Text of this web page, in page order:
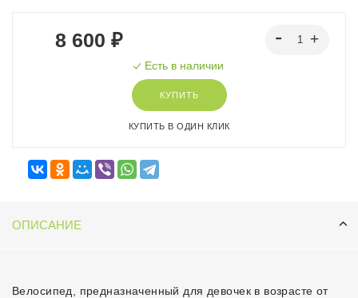
8 600 ₽
Есть в наличии
КУПИТЬ
КУПИТЬ В ОДИН КЛИК
ОПИСАНИЕ
Велосипед, предназначенный для девочек в возрасте от